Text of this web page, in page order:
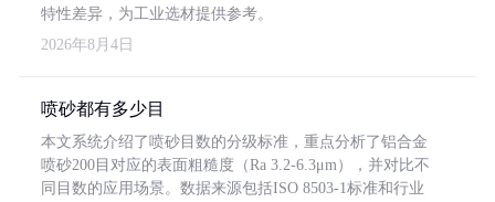
特性差异，为工业选材提供参考。
2026年8月4日
喷砂都有多少目
本文系统介绍了喷砂目数的分级标准，重点分析了铝合金
喷砂200目对应的表面粗糙度（Ra 3.2-6.3μm），并对比不
同目数的应用场景。数据来源包括ISO 8503-1标准和行业